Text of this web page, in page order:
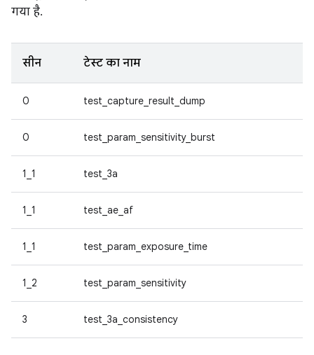
गया है.
सीन टेस्ट का नाम
0 test_capture_result_dump
0 test_param_sensitivity_burst
1_1 test_3a
1_1 test_ae_af
1_1 test_param_exposure_time
1_2 test_param_sensitivity
3 test_3a_consistency